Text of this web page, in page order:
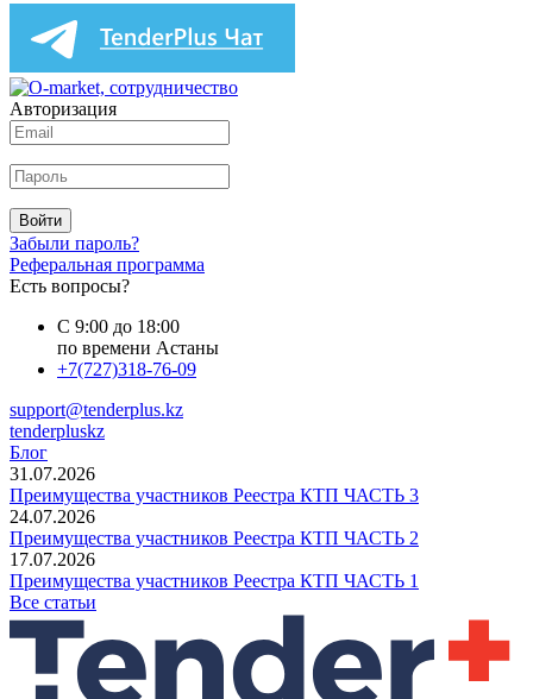
Авторизация
Войти
Забыли пароль?
Реферальная программа
Есть вопросы?
С 9:00 до 18:00
по времени Астаны
+7(727)318-76-09
support@tenderplus.kz
tenderpluskz
Блог
31.07.2026
Преимущества участников Реестра КТП ЧАСТЬ 3
24.07.2026
Преимущества участников Реестра КТП ЧАСТЬ 2
17.07.2026
Преимущества участников Реестра КТП ЧАСТЬ 1
Все статьи